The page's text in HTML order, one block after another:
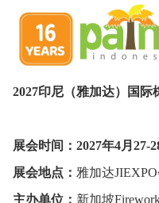
2027印尼（雅加达）国
展会时间：2027年4月27-
展会地点： 雅加达
主办单位： 新加坡